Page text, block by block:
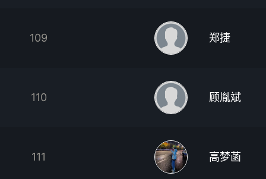
109 郑捷
110 顾胤斌
111 高梦菡